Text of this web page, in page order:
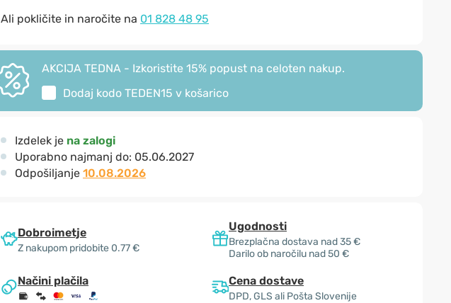
Ali pokličite in naročite na 01 828 48 95
AKCIJA TEDNA - Izkoristite 15% popust na celoten nakup.
Dodaj kodo TEDEN15 v košarico
Izdelek je na zalogi
Uporabno najmanj do: 05.06.2027
Odpošiljanje 10.08.2026
Dobroimetje
Z nakupom pridobite 0.77 €
Ugodnosti
Brezplačna dostava nad 35 €
Darilo ob naročilu nad 50 €
Načini plačila Cena dostave
DPD, GLS ali Pošta Slovenije